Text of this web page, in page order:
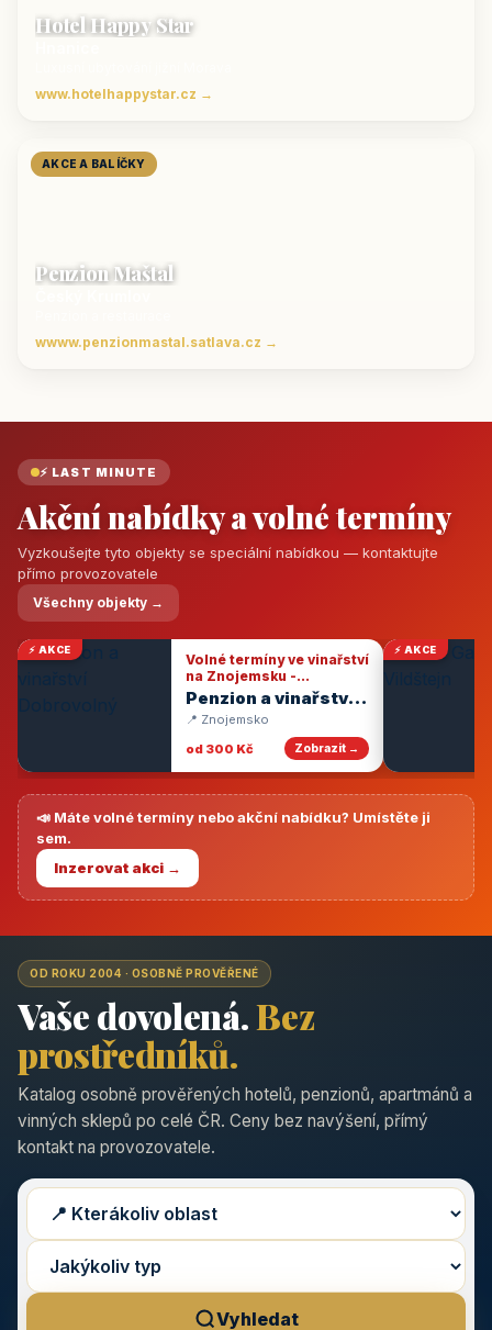
Hotel Happy Star
www.hotelhappystar.cz →
AKCE A BALÍČKY
Penzion Maštal
wwww.penzionmastal.satlava.cz →
⚡ LAST MINUTE
Akční nabídky a volné termíny
Vyzkoušejte tyto objekty se speciální nabídkou — kontaktujte
přímo provozovatele
Všechny objekty →
⚡ AKCE
Volné termíny ve vinařství
na Znojemsku -
degustace vín
Penzion a vinařství
Dobrovolný
📍 Znojemsko
od 300 Kč
Zobrazit →
⚡ AKCE
📣 Máte volné termíny nebo akční nabídku? Umístěte ji
sem.
Inzerovat akci →
OD ROKU 2004 · OSOBNĚ PROVĚŘENÉ
Vaše dovolená.Bez
prostředníků.
Katalog osobně prověřených hotelů, penzionů, apartmánů a
vinných sklepů po celé ČR. Ceny bez navýšení, přímý
kontakt na provozovatele.
Vyhledat